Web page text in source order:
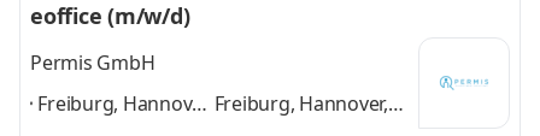
eoffice (m/w/d)
Permis GmbH
Freiburg, Hannover, Freiburg, Hannover,